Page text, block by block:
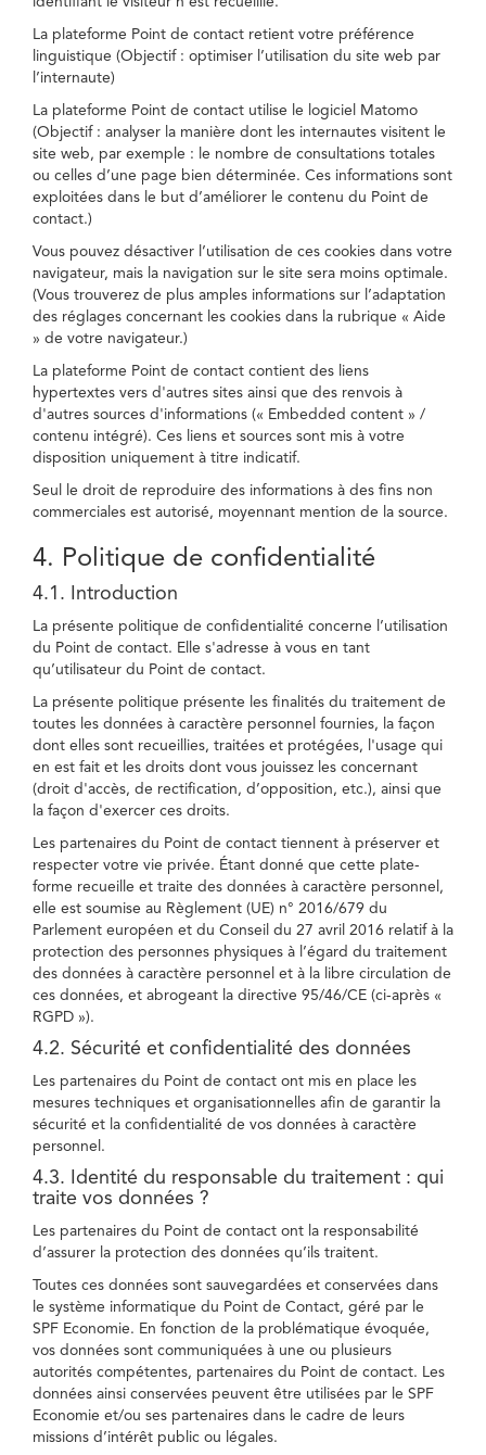
La plateforme Point de contact retient votre préférence
linguistique (Objectif : optimiser l’utilisation du site web par
l’internaute)
La plateforme Point de contact utilise le logiciel Matomo
(Objectif : analyser la manière dont les internautes visitent le
site web, par exemple : le nombre de consultations totales
ou celles d’une page bien déterminée. Ces informations sont
exploitées dans le but d’améliorer le contenu du Point de
contact.)
Vous pouvez désactiver l’utilisation de ces cookies dans votre
navigateur, mais la navigation sur le site sera moins optimale.
(Vous trouverez de plus amples informations sur l’adaptation
des réglages concernant les cookies dans la rubrique « Aide
» de votre navigateur.)
La plateforme Point de contact contient des liens
hypertextes vers d'autres sites ainsi que des renvois à
d'autres sources d'informations (« Embedded content » /
contenu intégré). Ces liens et sources sont mis à votre
disposition uniquement à titre indicatif.
Seul le droit de reproduire des informations à des fins non
commerciales est autorisé, moyennant mention de la source.
4. Politique de confidentialité
4.1. Introduction
La présente politique de confidentialité concerne l’utilisation
du Point de contact. Elle s'adresse à vous en tant
qu’utilisateur du Point de contact.
La présente politique présente les finalités du traitement de
toutes les données à caractère personnel fournies, la façon
dont elles sont recueillies, traitées et protégées, l'usage qui
en est fait et les droits dont vous jouissez les concernant
(droit d'accès, de rectification, d’opposition, etc.), ainsi que
la façon d'exercer ces droits.
Les partenaires du Point de contact tiennent à préserver et
respecter votre vie privée. Étant donné que cette plate-
forme recueille et traite des données à caractère personnel,
elle est soumise au Règlement (UE) n° 2016/679 du
Parlement européen et du Conseil du 27 avril 2016 relatif à la
protection des personnes physiques à l’égard du traitement
des données à caractère personnel et à la libre circulation de
ces données, et abrogeant la directive 95/46/CE (ci-après «
RGPD »).
4.2. Sécurité et confidentialité des données
Les partenaires du Point de contact ont mis en place les
mesures techniques et organisationnelles afin de garantir la
sécurité et la confidentialité de vos données à caractère
personnel.
4.3. Identité du responsable du traitement : qui
traite vos données ?
Les partenaires du Point de contact ont la responsabilité
d’assurer la protection des données qu’ils traitent.
Toutes ces données sont sauvegardées et conservées dans
le système informatique du Point de Contact, géré par le
SPF Economie. En fonction de la problématique évoquée,
vos données sont communiquées à une ou plusieurs
autorités compétentes, partenaires du Point de contact. Les
données ainsi conservées peuvent être utilisées par le SPF
Economie et/ou ses partenaires dans le cadre de leurs
missions d’intérêt public ou légales.